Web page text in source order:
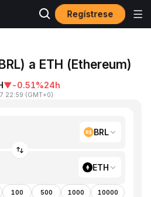
Regístrese
a ETH (Ethereum)
▼-0.51%24h
22:59 (GMT+0)
BRL
ETH
100 500 1000 10000